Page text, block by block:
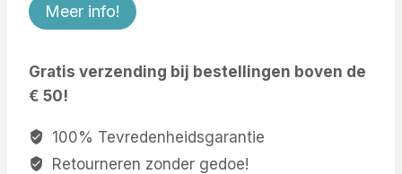
Meer info!
Gratis verzending bij bestellingen boven de
€ 50!
100% Tevredenheidsgarantie
Retourneren zonder gedoe!